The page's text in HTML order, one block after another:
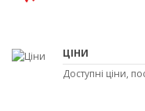
ЦІНИ
Доступні ціни,